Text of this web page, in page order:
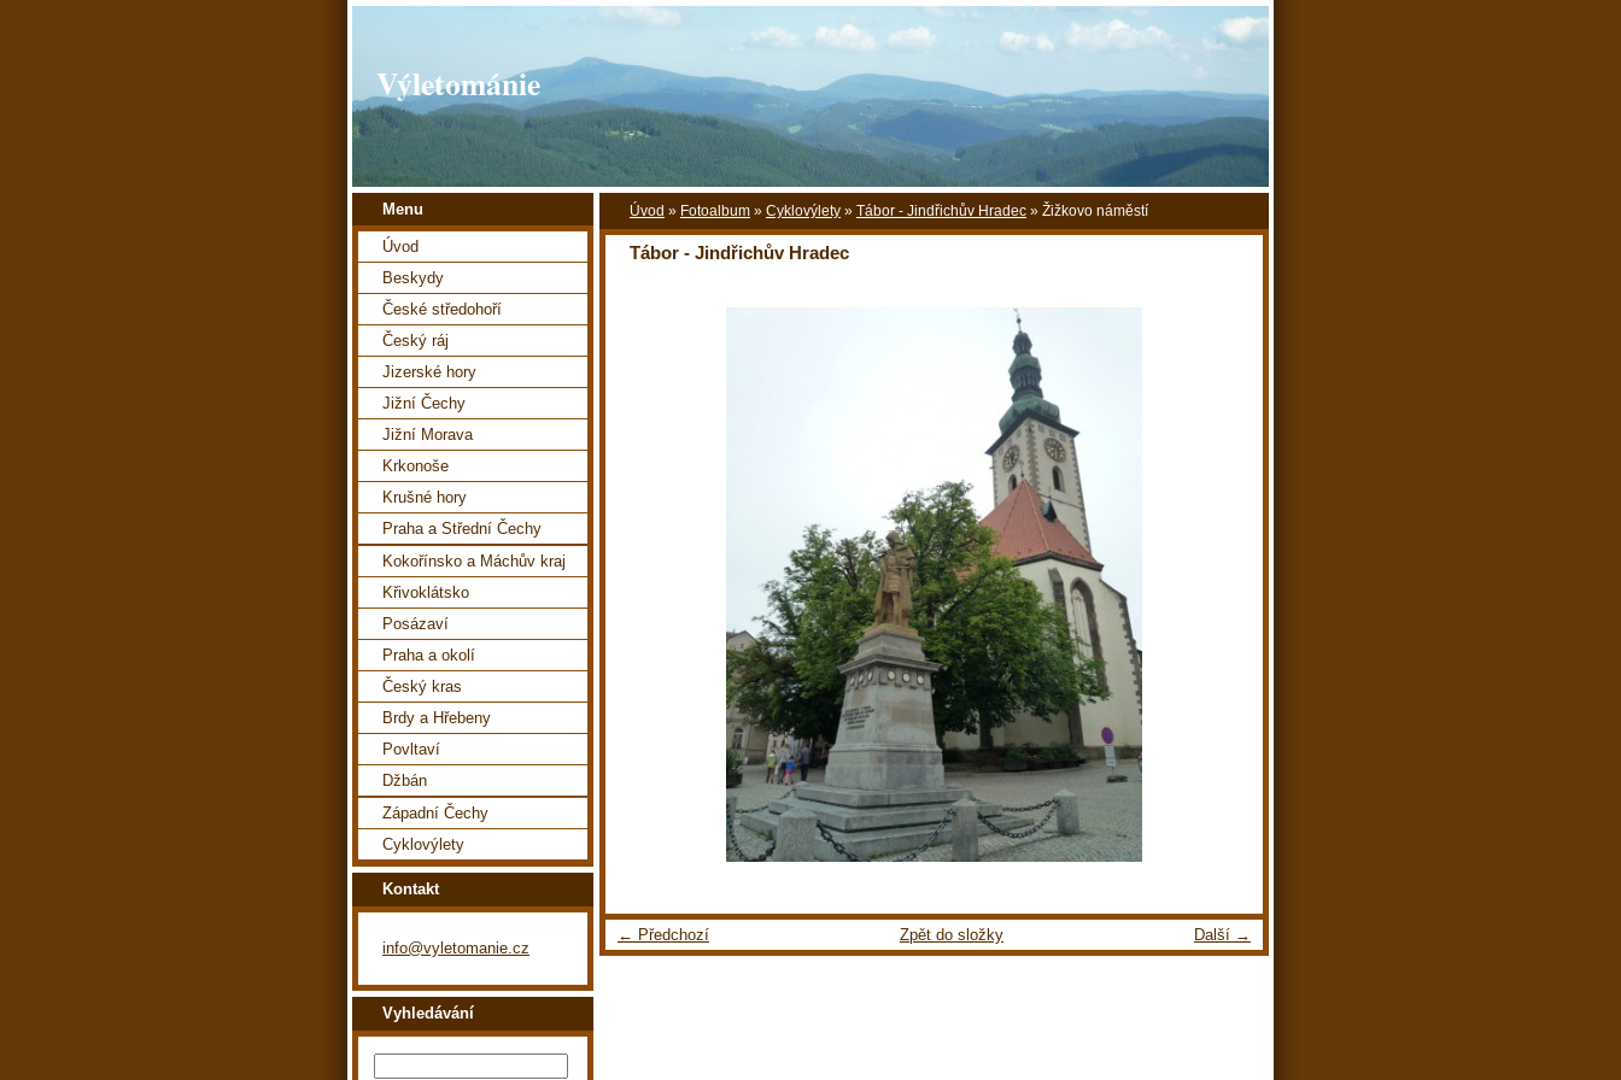
Výletománie
Úvod » Fotoalbum » Cyklovýlety » Tábor - Jindřichův Hradec » Žižkovo náměstí
Tábor - Jindřichův Hradec
← Předchozí Další →
Zpět do složky
Menu
Úvod
Beskydy
České středohoří
Český ráj
Jizerské hory
Jižní Čechy
Jižní Morava
Krkonoše
Krušné hory
Praha a Střední Čechy
Kokořínsko a Máchův kraj
Křivoklátsko
Posázaví
Praha a okolí
Český kras
Brdy a Hřebeny
Povltaví
Džbán
Západní Čechy
Cyklovýlety
Kontakt
info@vyletomanie.cz
Vyhledávání